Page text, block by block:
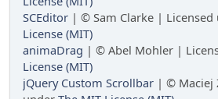
SCEditor | © Sam Clarke | Licensed
License (MIT)
animaDrag | © Abel Mohler |
License (MIT)
jQuery Custom Scrollbar | © Maciej